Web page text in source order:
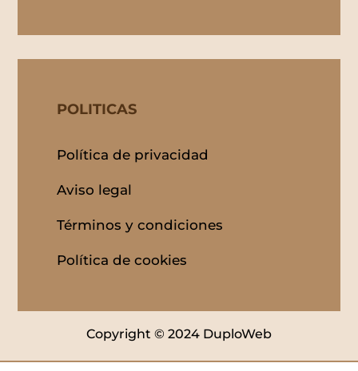
POLITICAS
Política de privacidad
Aviso legal
Términos y condiciones
Política de cookies
Copyright © 2024 DuploWeb